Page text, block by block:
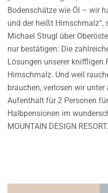
Bodenschätze wie Öl – wir
und der heißt
Michael Strugl über
nur bestätigen: Die
Lösungen unserer kniffligen
Hirnschmalz. Und weil
brauchen, verlosen wir
Aufenthalt für 2 Personen
Halbpensionen im
MOUNTAIN DESIGN RESORT.